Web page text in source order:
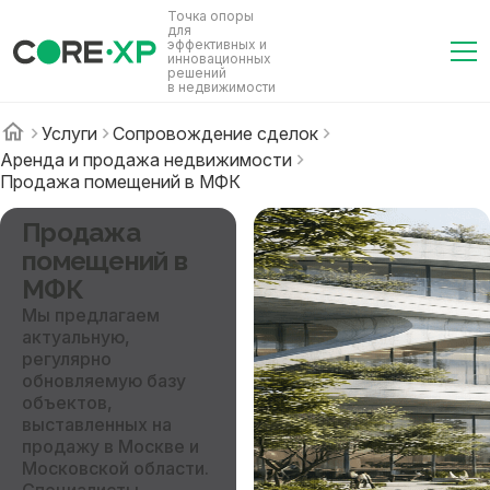
Точка опоры
для
эффективных и
инновационных
решений
в недвижимости
Услуги
Сопровождение сделок
Аренда и продажа недвижимости
Продажа помещений в МФК
Продажа
помещений в
МФК
Мы предлагаем
актуальную,
регулярно
обновляемую базу
объектов,
выставленных на
продажу в Москве и
Московской области.